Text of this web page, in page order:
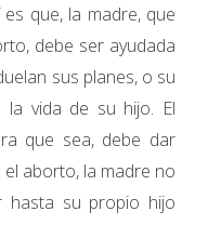
que, la madre, que
debe ser ayudada
sus planes, o su
la vida de su hijo. El
que sea, debe dar
aborto, la madre no
hasta su propio hijo